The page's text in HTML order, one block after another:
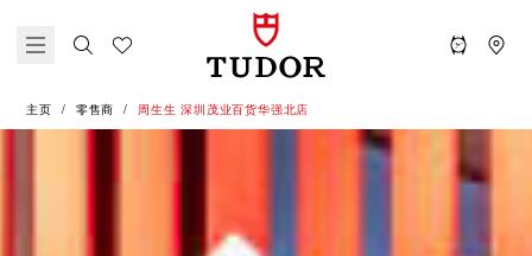
主页 零售商 ‭周生生 深圳茂业百货华强北店‬